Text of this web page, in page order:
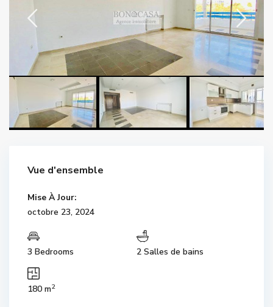
Vue d'ensemble
Mise À Jour:
octobre 23, 2024
3 Bedrooms 2 Salles de bains
180 m2